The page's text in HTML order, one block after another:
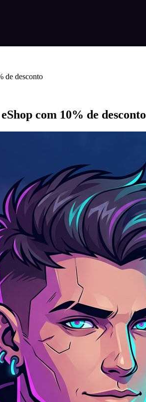
de desconto
com 10% de desconto